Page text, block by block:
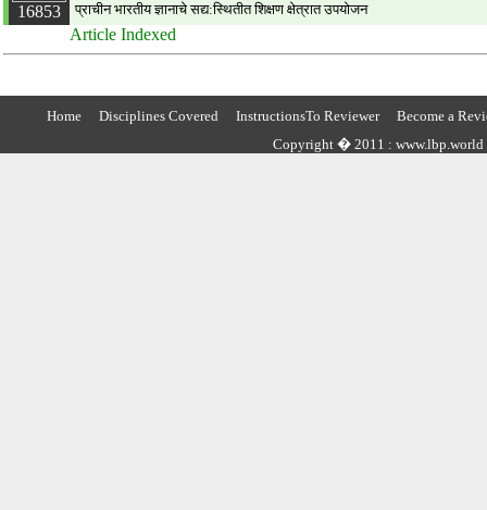
16853 प्राचीन भारतीय ज्ञानाचे सद्य:स्थितीत शिक्षण क्षेत्रात उपयोजन
Article Indexed
Home Disciplines Covered InstructionsTo Reviewer
Become a
Copyright � 2011 : www.lbp.world